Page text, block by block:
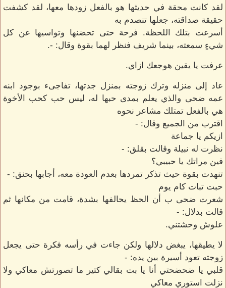
لقد كانت محقة في حديثها هو بالفعل زودها معها، لقد كشفت
حقيقة صداقته، جعلها تنصدم به
أسرعت بتلك اللحظة. فرحة حتى تحضنها وتواسيها عن كل
شيءٍ سمعته، بينما شريف فنظر لهما بقوة وقال: -.
عرفت يا يقين هوجعك ازاي.
عاد إلى منزله وترك زوجته بمنزل جدتها، تفاجىء بوجود ابنه
عمه ضحى والذي يعلم بمدى حبها له، ليس حب كحب الأخوة
هي بالفعل تمتلك مشاعر نحوه
اقترب من الجميع وقال: -
ازيكم يا جماعة
نظرت له نبيلة وقالت بقلق: -
فين مراتك يا حبيبي؟
تنهدت بقوة حيث تذكر تمردها بعدم العودة معه، أجابها بحنق: -
حبت تبات كام يوم
شعرت ضحى ب أن الحظ يحالفها بشدة، قامت من مكانها ثم
قالت بدلال: -
علوش وحشتني.
لا يطيقها، يبغض دلالها ولكن جاءت في رأسه فكرة حتى يجعل
زوجته تعود أسيرة بين يده: -
قلبي يا ضحضحتي أنا يا بت بقالي كتير ما تصورتش معاكي ولا
نزلت استوري معاكي